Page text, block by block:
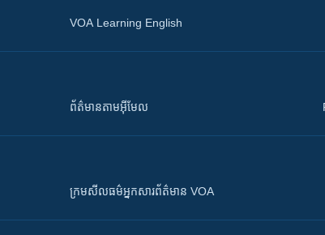
VOA Learning English
ព័ត៌មាន​តាម​អ៊ីមែល
ក្រម​​​សីលធម៌​​​អ្នក​​​សារព័ត៌មាន VOA